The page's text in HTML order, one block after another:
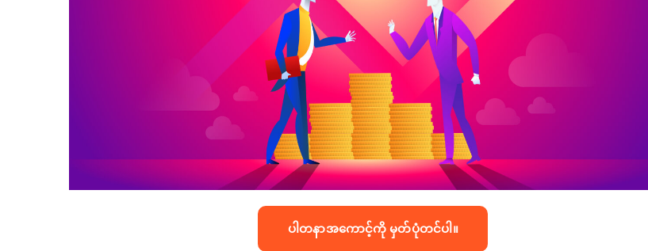
ပါတနာအကောင့်ကို မှတ်ပုံတင်ပါ။